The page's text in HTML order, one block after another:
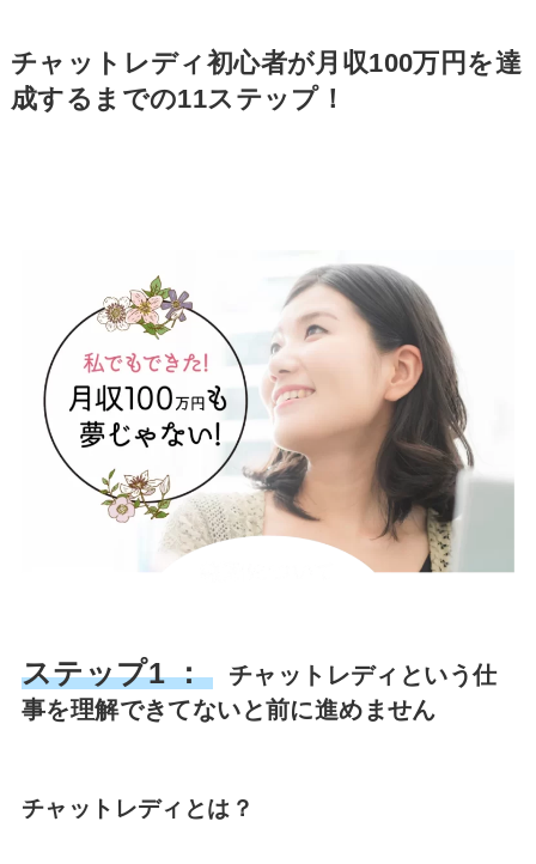
チャットレディ初心者が月収100万円を達
成するまでの11ステップ！
ステップ1 ：
チャットレディという仕
事を理解できてないと前に進めません
チャットレディとは？